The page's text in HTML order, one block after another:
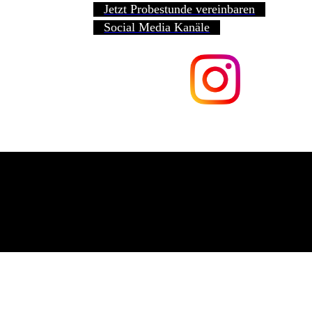
Jetzt Probestunde vereinbaren
Social Media Kanäle